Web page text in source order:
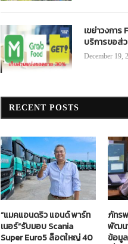
เขย่าวงการ
บริการขอส่
December 19,
RECENT POSTS
“แมคแอนดริว แอนด์ พาร์ท
เนอร์”รับมอบ Scania
Super Euro5 ล็อตใหญ่ 40
ภัทร
พัฒน
ข้อมู